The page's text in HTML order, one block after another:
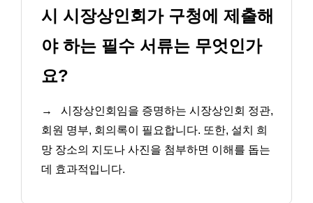
시 시장상인회가 구청에 제출해
야 하는 필수 서류는 무엇인가
요?
→
시장상인회임을 증명하는 시장상인회 정관,
회원 명부, 회의록이 필요합니다. 또한, 설치 희
망 장소의 지도나 사진을 첨부하면 이해를 돕는
데 효과적입니다.